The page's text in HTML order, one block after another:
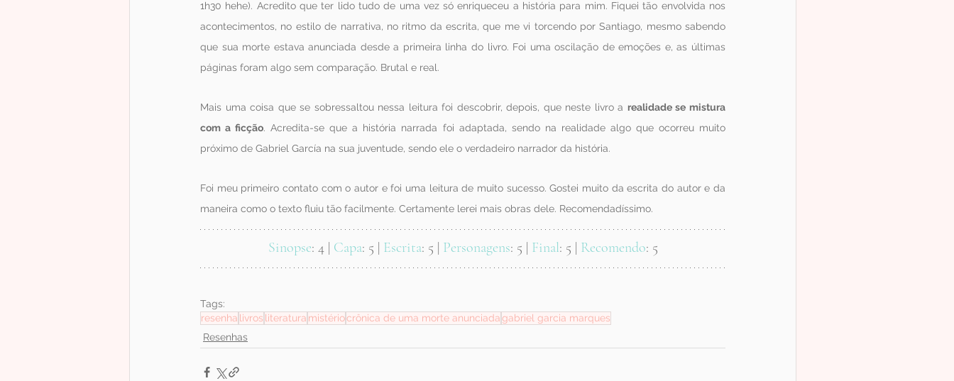
1h30 hehe). Acredito que ter lido tudo de uma vez só enriqueceu a história para mim. Fiquei tão envolvida nos
acontecimentos, no estilo de narrativa, no ritmo da escrita, que me vi torcendo por Santiago, mesmo sabendo
que sua morte estava anunciada desde a primeira linha do livro. Foi uma oscilação de emoções e, as últimas
páginas foram algo sem comparação. Brutal e real.
Mais uma coisa que se sobressaltou nessa leitura foi descobrir, depois, que neste livro a realidade se mistura
com a ficção. Acredita-se que a história narrada foi adaptada, sendo na realidade algo que ocorreu muito
próximo de Gabriel García na sua juventude, sendo ele o verdadeiro narrador da história.
Foi meu primeiro contato com o autor e foi uma leitura de muito sucesso. Gostei muito da escrita do autor e da
maneira como o texto fluiu tão facilmente. Certamente lerei mais obras dele. Recomendadíssimo.
Sinopse: 4 | Capa: 5 | Escrita: 5 | Personagens: 5 | Final: 5 | Recomendo: 5
Tags:
resenha livros literatura mistériocrônica de uma morte anunciadagabriel garcia marques
Resenhas